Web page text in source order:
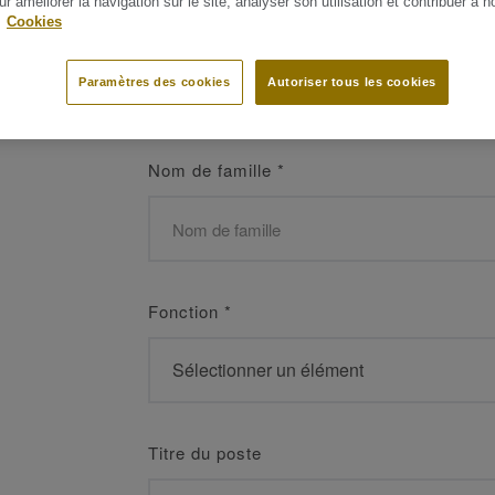
Nom de famille *
Fonction *
Titre du poste
Cookies
Autoriser tous les cookies
Paramètres des cookies